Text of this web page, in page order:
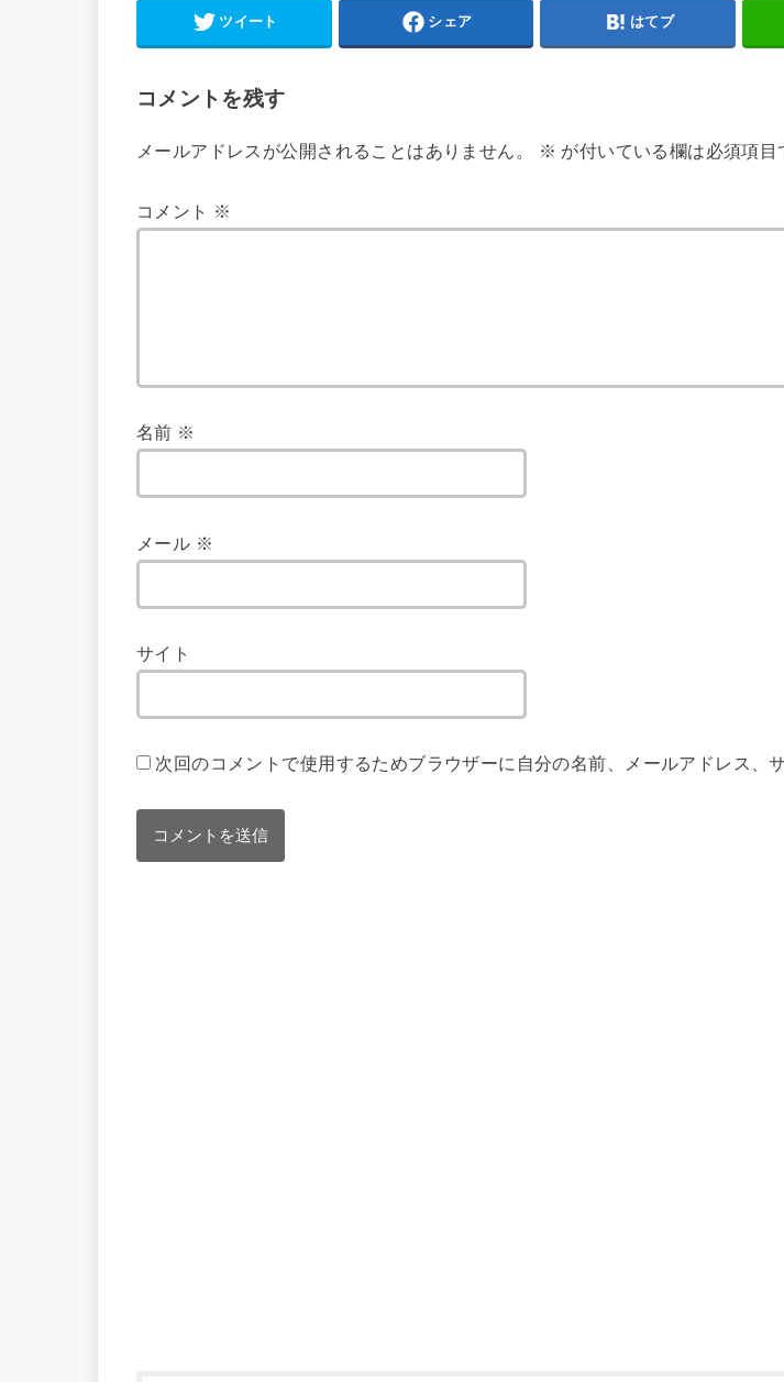
ツイート シェア はてブ
コメントを残す
メールアドレスが公開されることはありません。 ※ が付いている欄は必須項目
コメント ※
名前 ※
メール ※
サイト
次回のコメントで使用するためブラウザーに自分の名前、メールアドレス、